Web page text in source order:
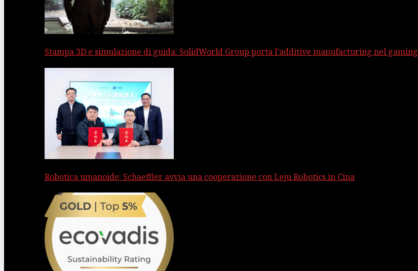
Stampa 3D e simulazione di guida: SolidWorld Group porta l’additive manufacturing nel gaming
Robotica umanoide: Schaeffler avvia una cooperazione con Leju Robotics in Cina